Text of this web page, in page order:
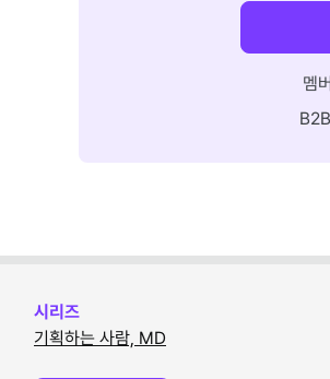
멤
시리즈
기획하는 사람, MD